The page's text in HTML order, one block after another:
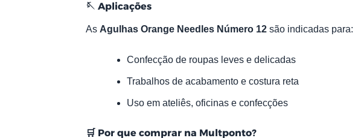
🪡 Aplicações
As Agulhas Orange Needles Número 12 são indicadas para:
Confecção de roupas leves e delicadas
Trabalhos de acabamento e costura reta
Uso em ateliês, oficinas e confecções
🛒 Por que comprar na Multponto?